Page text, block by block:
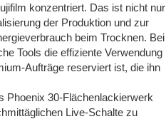
konzentriert. Das ist nicht nur
der Produktion und zur
beim Trocknen. Bei
Tools die effiziente Verwendung
Aufträge reserviert ist, die ihn
Phoenix 30-Flächenlackierwerk
Live-Schalte zu